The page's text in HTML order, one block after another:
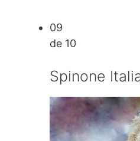
09
de 10
Spinone